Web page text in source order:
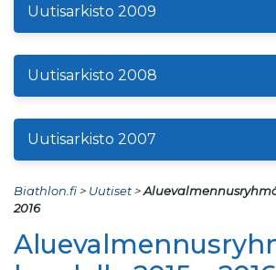
Uutisarkisto 2009
Uutisarkisto 2008
Uutisarkisto 2007
Biathlon.fi> Uutiset>
2016